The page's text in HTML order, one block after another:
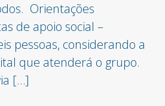
Orientações
de apoio social –
pessoas, considerando a
que atenderá o grupo.
[…]